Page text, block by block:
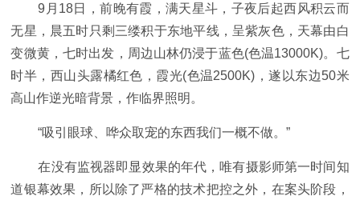
9月18日，前晚有霞，满天星斗，子夜后起西风积云而
无星，晨五时只剩三缕积于东地平线，呈紫灰色，天幕由白
变微黄，七时出发，周边山林仍浸于蓝色(色温13000K)。七
时半，西山头露橘红色，霞光(色温2500K)，遂以东边50米
高山作逆光暗背景，作临界照明。
“吸引眼球、哗众取宠的东西我们一概不做。”
在没有监视器即显效果的年代，唯有摄影师第一时间知
道银幕效果，所以除了严格的技术把控之外，在案头阶段，